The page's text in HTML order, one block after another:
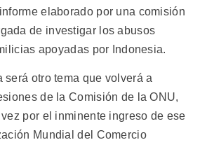
elaborado por una comisión
de investigar los abusos
apoyadas por Indonesia.
será otro tema que volverá a
de la Comisión de la ONU,
por el inminente ingreso de ese
Mundial del Comercio